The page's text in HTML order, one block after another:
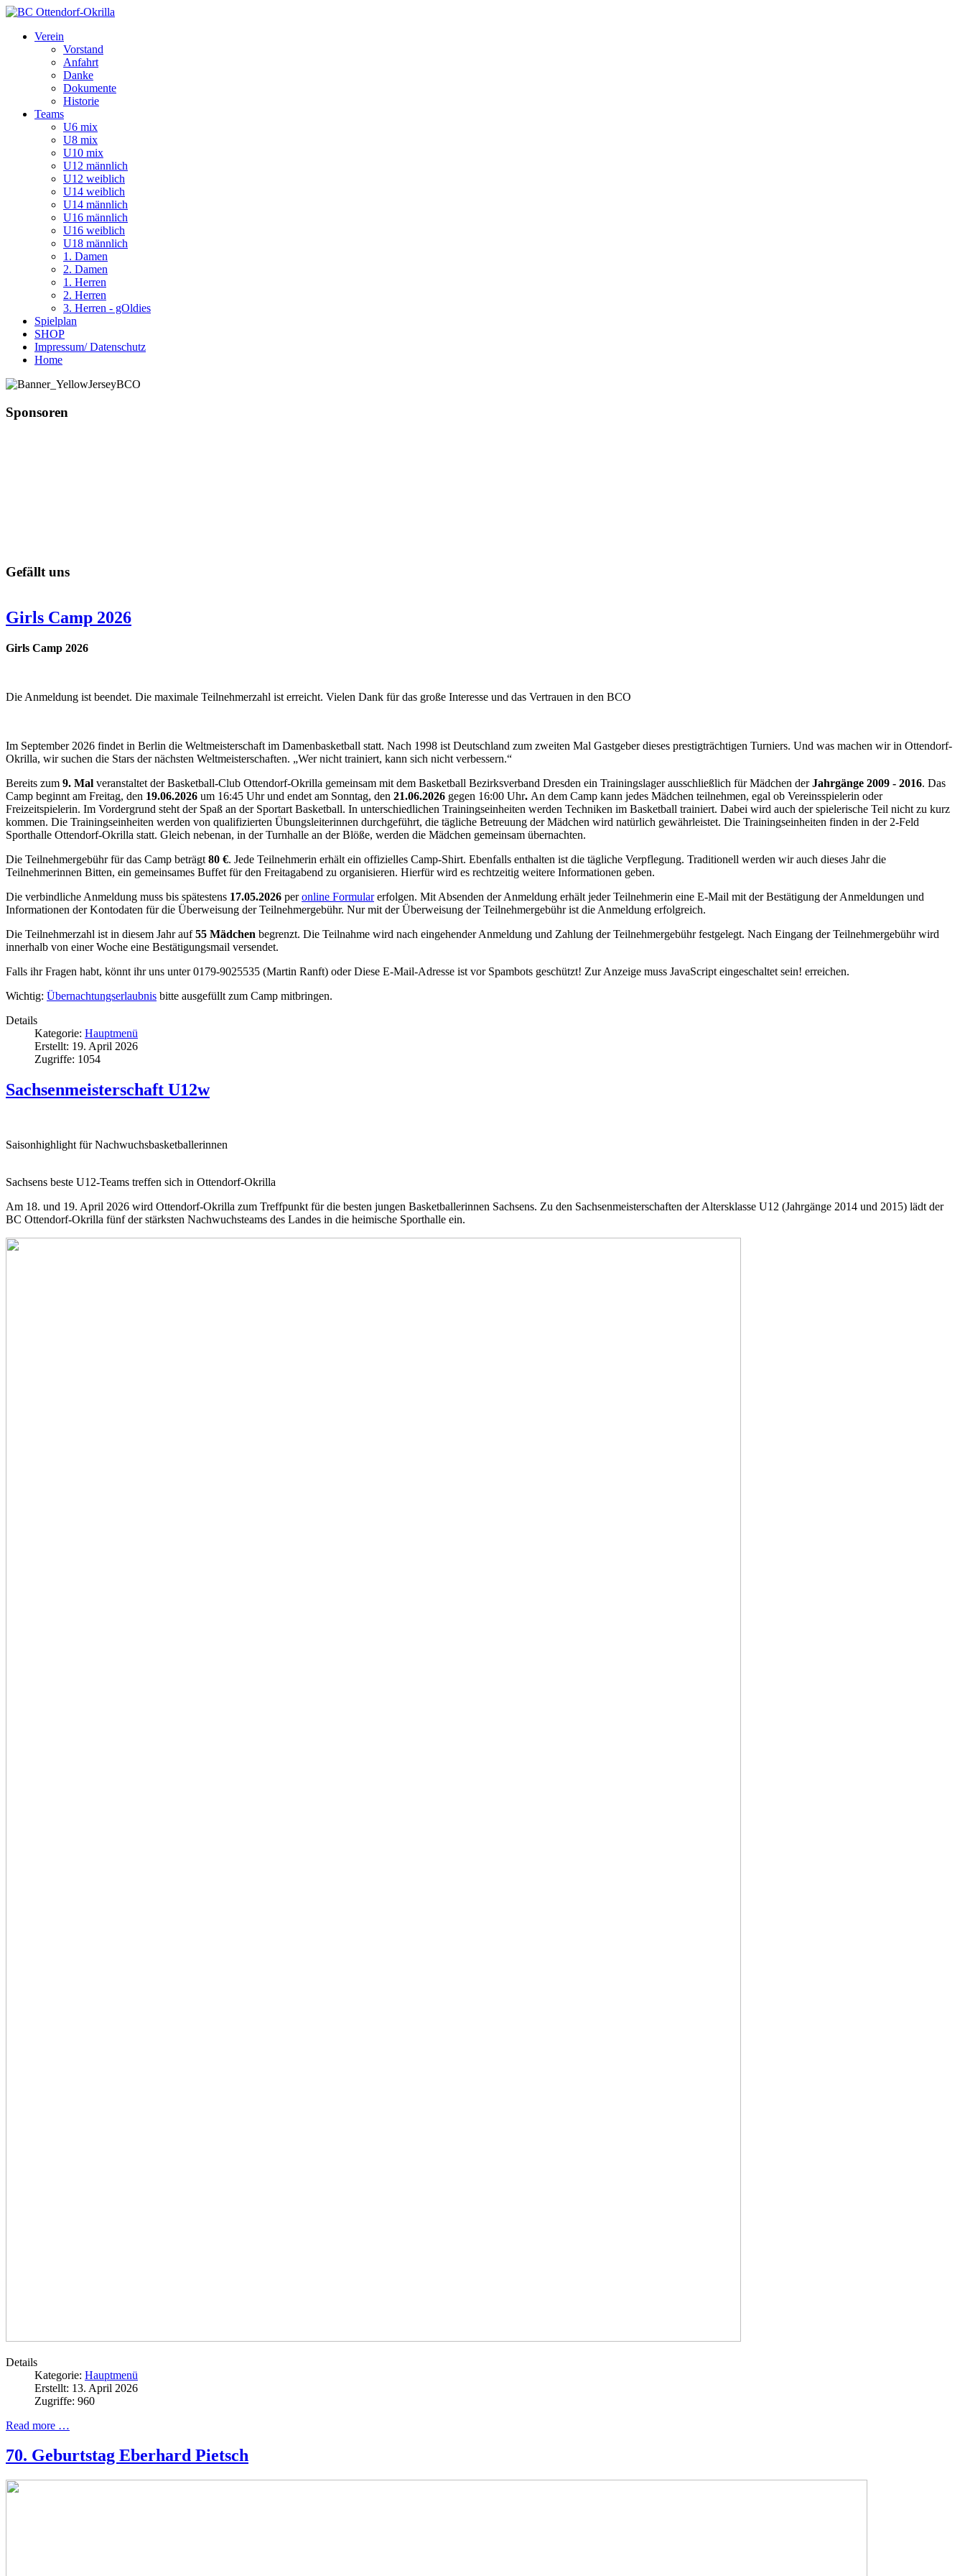
Verein
Vorstand
Anfahrt
Danke
Dokumente
Historie
Teams
U6 mix
U8 mix
U10 mix
U12 männlich
U12 weiblich
U14 weiblich
U14 männlich
U16 männlich
U16 weiblich
U18 männlich
1. Damen
2. Damen
1. Herren
2. Herren
3. Herren - gOldies
Spielplan
SHOP
Impressum/ Datenschutz
Home
Sponsoren
Gefällt uns
Girls Camp 2026
Girls Camp 2026
Die Anmeldung ist beendet. Die maximale Teilnehmerzahl ist erreicht. Vielen Dank für das große Interesse und das Vertrauen in den BCO
Im September 2026 findet in Berlin die Weltmeisterschaft im Damenbasketball statt. Nach 1998 ist Deutschland zum zweiten Mal Gastgeber dieses prestigträchtigen Turniers. Und was machen wir in Ottendorf-
Okrilla, wir suchen die Stars der nächsten Weltmeisterschaften. „Wer nicht trainiert, kann sich nicht verbessern.“
Bereits zum 9. Mal veranstaltet der Basketball-Club Ottendorf-Okrilla gemeinsam mit dem Basketball Bezirksverband Dresden ein Trainingslager ausschließlich für Mädchen derJahrgänge 2009 - 2016. Das
Camp beginnt am Freitag, den 19.06.2026 um 16:45 Uhr und endet am Sonntag, den 21.06.2026 gegen 16:00 Uhr. An dem Camp kann jedes Mädchen teilnehmen, egal ob Vereinsspielerin oder
Freizeitspielerin. Im Vordergrund steht der Spaß an der Sportart Basketball. In unterschiedlichen Trainingseinheiten werden Techniken im Basketball trainiert. Dabei wird auch der spielerische Teil nicht zu kurz
kommen. Die Trainingseinheiten werden von qualifizierten Übungsleiterinnen durchgeführt, die tägliche Betreuung der Mädchen wird natürlich gewährleistet. Die Trainingseinheiten finden in der 2-Feld
Sporthalle Ottendorf-Okrilla statt. Gleich nebenan, in der Turnhalle an der Blöße, werden die Mädchen gemeinsam übernachten.
Die Teilnehmergebühr für das Camp beträgt 80 €. Jede Teilnehmerin erhält ein offizielles Camp-Shirt. Ebenfalls enthalten ist die tägliche Verpflegung. Traditionell werden wir auch dieses Jahr die
Teilnehmerinnen Bitten, ein gemeinsames Buffet für den Freitagabend zu organisieren. Hierfür wird es rechtzeitig weitere Informationen geben.
Die verbindliche Anmeldung muss bis spätestens 17.05.2026 peronline Formularerfolgen. Mit Absenden der Anmeldung erhält jeder Teilnehmerin eine E-Mail mit der Bestätigung der Anmeldungen und
Informationen der Kontodaten für die Überweisung der Teilnehmergebühr. Nur mit der Überweisung der Teilnehmergebühr ist die Anmeldung erfolgreich.
Die Teilnehmerzahl ist in diesem Jahr auf55 Mädchen begrenzt. Die Teilnahme wird nach eingehender Anmeldung und Zahlung der Teilnehmergebühr festgelegt. Nach Eingang der Teilnehmergebühr wird
innerhalb von einer Woche eine Bestätigungsmail versendet.
Falls ihr Fragen habt, könnt ihr uns unter 0179-9025535 (Martin Ranft) oderDiese E-Mail-Adresse ist vor Spambots geschützt! Zur Anzeige muss JavaScript eingeschaltet sein! erreichen.
Wichtig: Übernachtungserlaubnis bitte ausgefüllt zum Camp mitbringen.
Details
Kategorie: Hauptmenü
Erstellt: 19. April 2026
Zugriffe: 1054
Sachsenmeisterschaft U12w
Saisonhighlight für Nachwuchsbasketballerinnen
Sachsens beste U12-Teams treffen sich in Ottendorf-Okrilla
Am 18. und 19. April 2026 wird Ottendorf-Okrilla zum Treffpunkt für die besten jungen Basketballerinnen Sachsens. Zu den Sachsenmeisterschaften der Altersklasse U12 (Jahrgänge 2014 und 2015) lädt der
BC Ottendorf-Okrilla fünf der stärksten Nachwuchsteams des Landes in die heimische Sporthalle ein.
Details
Kategorie: Hauptmenü
Erstellt: 13. April 2026
Zugriffe: 960
Read more …
70. Geburtstag Eberhard Pietsch